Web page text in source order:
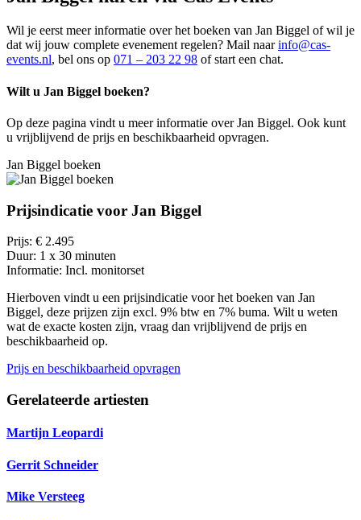
Wil je eerst meer informatie over het boeken van Jan Biggel of wil je
dat wij jouw complete evenement regelen? Mail naarinfo@cas-
events.nl, bel ons op 071 – 203 22 98 of start een chat.
Wilt u Jan Biggel boeken?
Op deze pagina vindt u meer informatie over Jan Biggel. Ook kunt
u vrijblijvend de prijs en beschikbaarheid opvragen.
Jan Biggel boeken
Prijsindicatie voor Jan Biggel
Prijs: € 2.495
Duur: 1 x 30 minuten
Informatie: Incl. monitorset
Hierboven vindt u een prijsindicatie voor het boeken van Jan
Biggel, deze prijzen zijn excl. 9% btw en 7% buma. Wilt u weten
wat de exacte kosten zijn, vraag dan vrijblijvend de prijs en
beschikbaarheid op.
Prijs en beschikbaarheid opvragen
Gerelateerde artiesten
Martijn Leopardi
Gerrit Schneider
Mike Versteeg